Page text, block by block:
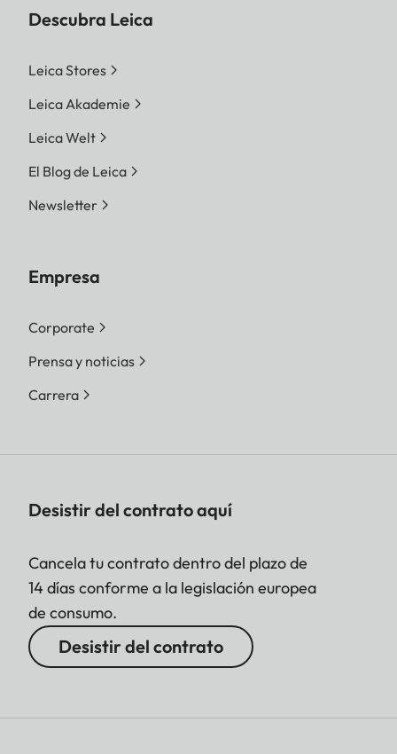
Descubra Leica
Leica Stores
Leica Akademie
Leica Welt
El Blog de Leica
Newsletter
Empresa
Corporate
Prensa y noticias
Carrera
Desistir del contrato aquí
Cancela tu contrato dentro del plazo de
14 días conforme a la legislación europea
de consumo.
Desistir del contrato